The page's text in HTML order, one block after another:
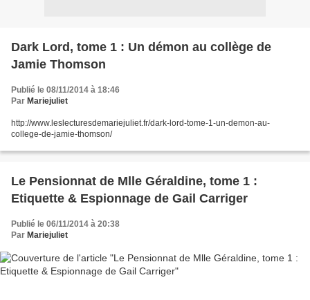
Dark Lord, tome 1 : Un démon au collège de
Jamie Thomson
Publié le 08/11/2014 à 18:46
Par Mariejuliet
http://www.leslecturesdemariejuliet.fr/dark-lord-tome-1-un-demon-au-
college-de-jamie-thomson/
Le Pensionnat de Mlle Géraldine, tome 1 :
Etiquette & Espionnage de Gail Carriger
Publié le 06/11/2014 à 20:38
Par Mariejuliet